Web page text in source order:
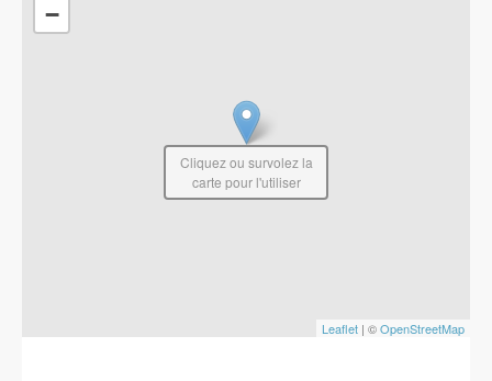
−
Leaflet | ©OpenStreetMap
Cliquez ou survolez la
carte pour l'utiliser